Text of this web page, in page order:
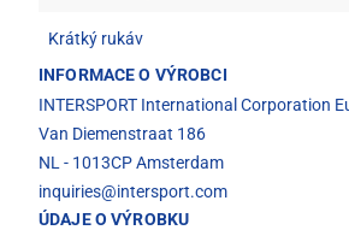
Krátký rukáv
INFORMACE O VÝROBCI
INTERSPORT International Corporation
Van Diemenstraat 186
NL - 1013CP Amsterdam
inquiries@intersport.com
ÚDAJE O VÝROBKU